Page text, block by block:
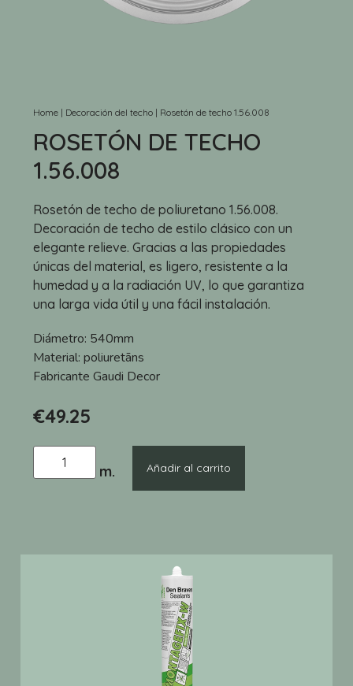
Home | Decoración del techo | Rosetón de techo 1.56.008
ROSETÓN DE TECHO
1.56.008
Rosetón de techo de poliuretano 1.56.008.
Decoración de techo de estilo clásico con un
elegante relieve. Gracias a las propiedades
únicas del material, es ligero, resistente a la
humedad y a la radiación UV, lo que garantiza
una larga vida útil y una fácil instalación.
Diámetro: 540mm
Material: poliuretāns
Fabricante Gaudi Decor
€49.25
Añadir al carrito